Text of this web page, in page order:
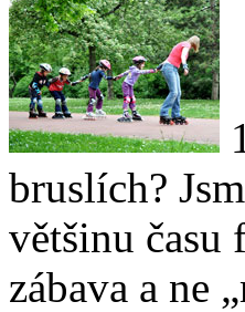
bruslích?
většinu času
zábava a ne